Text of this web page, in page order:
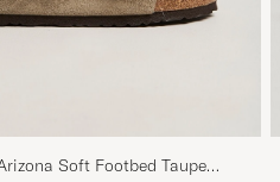
Soft Footbed Taupe